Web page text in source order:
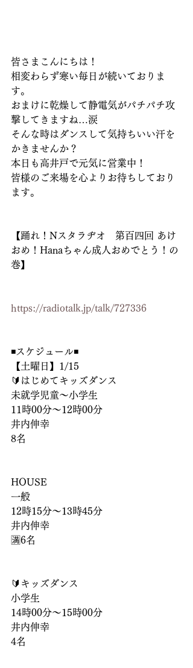
皆さまこんにちは！
相変わらず寒い毎日が続いておりま
す。
おまけに乾燥して静電気がパチパチ攻
撃してきますね…涙
そんな時はダンスして気持ちいい汗を
かきませんか？
本日も高井戸で元気に営業中！
皆様のご来場を心よりお待ちしており
ます。
【踊れ！Nスタラヂオ　第百四回 あけ
おめ！Hanaちゃん成人おめでとう！の
巻】
https://radiotalk.jp/talk/727336
◾️スケジュール◾️
【土曜日】1/15
🔰はじめてキッズダンス
未就学児童〜小学生
11時00分〜12時00分
井内伸幸
8名
HOUSE
一般
12時15分〜13時45分
井内伸幸
🈵6名
🔰キッズダンス
小学生
14時00分〜15時00分
井内伸幸
4名